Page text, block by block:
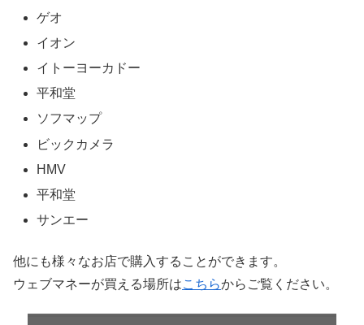
ゲオ
イオン
イトーヨーカドー
平和堂
ソフマップ
ビックカメラ
HMV
平和堂
サンエー
他にも様々なお店で購入することができます。
ウェブマネーが買える場所はこちらからご覧ください。